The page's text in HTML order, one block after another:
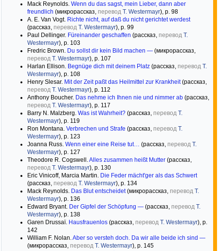
Mack Reynolds. Wenn du das sagst, mein Lieber, dann aber
freundlich (микрорассказ, перевод T. Westermayr), р. 98
A. E. Van Vogt. Richte nicht, auf daß du nicht gerichtet werdest
(рассказ, перевод T. Westermayr), р. 99
Paul Dellinger. Füreinander geschaffen (рассказ, перевод T.
Westermayr), р. 103
Fredric Brown. Du sollst dir kein Bild machen — (микрорассказ,
перевод T. Westermayr), р. 107
Harlan Ellison. Begnüge dich mit deinem Platz (рассказ, перевод T.
Westermayr), р. 108
Henry Slesar. Mit der Zeit paßt das Heilmittel zur Krankheit(рассказ,
перевод T. Westermayr), р. 112
Anthony Boucher. Das nehme ich Ihnen nie und nimmer ab (рассказ,
перевод T. Westermayr), р. 117
Barry N. Malzberg. Was ist Wahrheit? (рассказ, перевод T.
Westermayr), р. 119
Ron Montana. Verbrechen und Strafe (рассказ, перевод T.
Westermayr), р. 123
Joanna Russ. Wenn einer eine Reise tut… (рассказ, перевод T.
Westermayr), р. 127
Theodore R. Cogswell.Alles zusammen heißt Mutter (рассказ,
перевод T. Westermayr), р. 130
Eric Vinicoff, Marcia Martin. Die Feder mächt'ger als das Schwert
(рассказ, перевод T. Westermayr), р. 134
Mack Reynolds. Das Blut entscheidet(микрорассказ, перевод T.
Westermayr), р. 136
Edward Bryant. Der Gipfel der Schöpfung — (рассказ, перевод T.
Westermayr), р. 138
Garen Drussaï. Hausfrauenlos (рассказ, перевод T. Westermayr), р.
142
William F. Nolan.Aber so versteh doch. Da wir alle beide ich sind —
(микрорассказ, перевод T. Westermayr), р. 145